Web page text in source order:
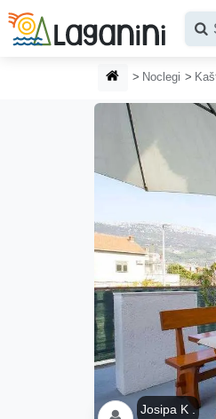
Przejdź do głównej treści
STRONA
Noclegi
Josipa K .